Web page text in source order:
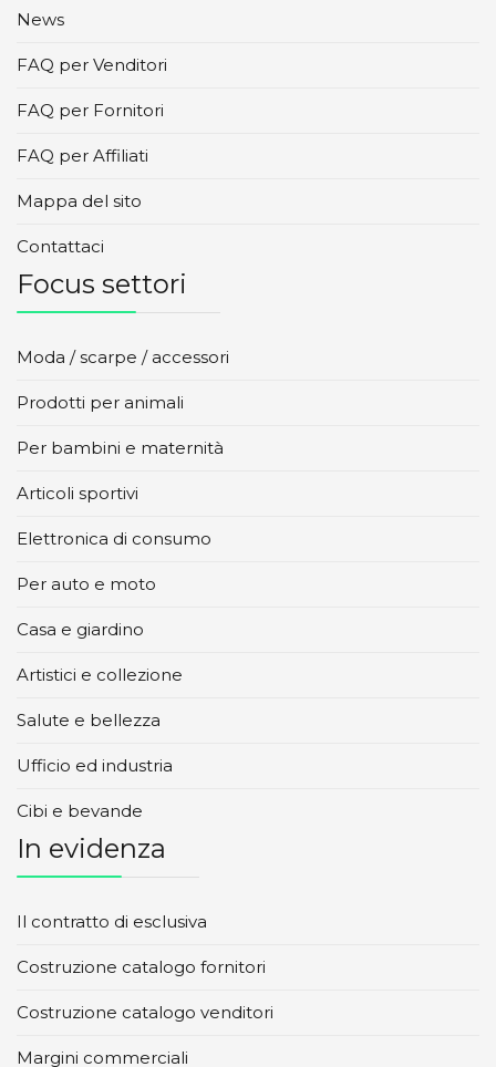
News
FAQ per Venditori
FAQ per Fornitori
FAQ per Affiliati
Mappa del sito
Contattaci
Focus settori
Moda / scarpe / accessori
Prodotti per animali
Per bambini e maternità
Articoli sportivi
Elettronica di consumo
Per auto e moto
Casa e giardino
Artistici e collezione
Salute e bellezza
Ufficio ed industria
Cibi e bevande
In evidenza
Il contratto di esclusiva
Costruzione catalogo fornitori
Costruzione catalogo venditori
Margini commerciali